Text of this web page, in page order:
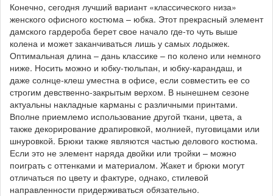
Конечно, сегодня лучший вариант «классического низа»
женского офисного костюма – юбка. Этот прекрасный элемент
дамского гардероба берет свое начало где-то чуть выше
колена и может заканчиваться лишь у самых лодыжек.
Оптимальная длина – дань классике – по колено или немного
ниже. Носить можно и юбку-тюльпан, и юбку-карандаш, и
даже солнце-клеш уместна в офисе, если совместить ее со
строгим девственно-закрытым верхом. В нынешнем сезоне
актуальны накладные карманы с различными принтами.
Вполне приемлемо использование другой ткани, цвета, а
также декорирование драпировкой, молнией, пуговицами или
шнуровкой. Брюки также являются частью делового костюма.
Если это не элемент наряда двойки или тройки – можно
поиграть с оттенками и материалом. Жакет и брюки могут
отличаться по цвету и фактуре, однако, стилевой
направленности придерживаться обязательно.